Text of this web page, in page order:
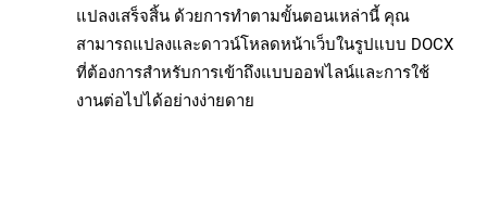
แปลงเสร็จสิ้น ด้วยการทำตามขั้นตอนเหล่านี้ คุณ
สามารถแปลงและดาวน์โหลดหน้าเว็บในรูปแบบ DOCX
ที่ต้องการสำหรับการเข้าถึงแบบออฟไลน์และการใช้
งานต่อไปได้อย่างง่ายดาย